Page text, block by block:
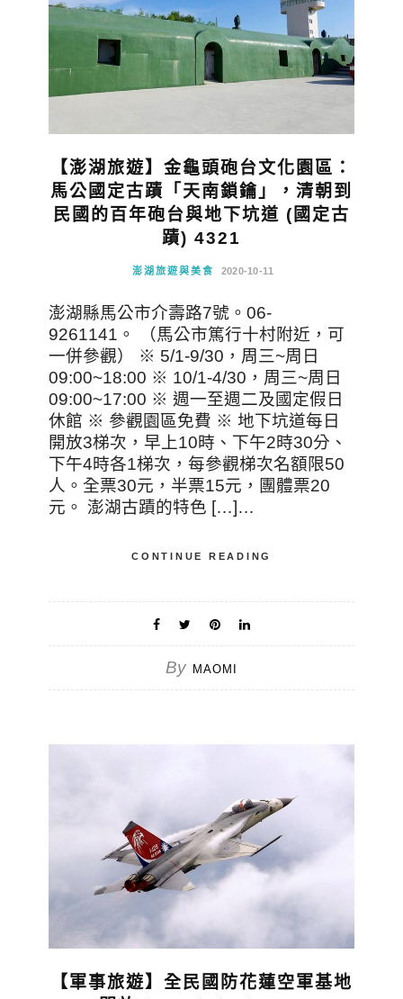
【澎湖旅遊】金龜頭砲台文化園區：
馬公國定古蹟「天南鎖鑰」，清朝到
民國的百年砲台與地下坑道 (國定古
蹟) 4321
澎湖旅遊與美食 2020-10-11
澎湖縣馬公市介壽路7號。06-
9261141。 （馬公市篤行十村附近，可
一併參觀） ※ 5/1-9/30，周三~周日
09:00~18:00 ※ 10/1-4/30，周三~周日
09:00~17:00 ※ 週一至週二及國定假日
休館 ※ 參觀園區免費 ※ 地下坑道每日
開放3梯次，早上10時、下午2時30分、
下午4時各1梯次，每參觀梯次名額限50
人。全票30元，半票15元，團體票20
元。 澎湖古蹟的特色 […]…
CONTINUE READING
By MAOMI
【軍事旅遊】全民國防花蓮空軍基地